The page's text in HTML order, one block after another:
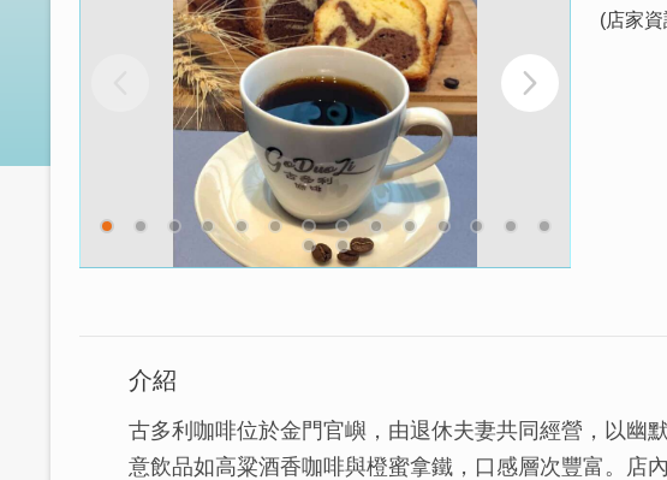
(店家
介紹
古多利咖啡位於金門官嶼，由退休夫妻共同經營，以幽
意飲品如高粱酒香咖啡與橙蜜拿鐵，口感層次豐富。店